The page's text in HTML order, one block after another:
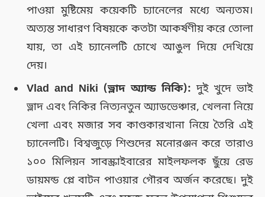
পাওয়া মুষ্টিমেয় কয়েকটি চ্যানেলের মধ্যে অন্যতম।
অত্যন্ত সাধারণ বিষয়কে কতটা আকর্ষণীয় করে তোলা
যায়, তা এই চ্যানেলটি চোখে আঙুল দিয়ে দেখিয়ে
দেয়।
Vlad and Niki (ভ্লাদ অ্যান্ড নিকি): দুই খুদে ভাই
ভ্লাদ এবং নিকির নিত্যনতুন অ্যাডভেঞ্চার, খেলনা নিয়ে
খেলা এবং মজার সব কাণ্ডকারখানা নিয়ে তৈরি এই
চ্যানেলটি। বিশ্বজুড়ে শিশুদের মনোরঞ্জন করে তারাও
১০০ মিলিয়ন সাবস্ক্রাইবারের মাইলফলক ছুঁয়ে রেড
ডায়মন্ড প্লে বাটন পাওয়ার গৌরব অর্জন করেছে। দুই